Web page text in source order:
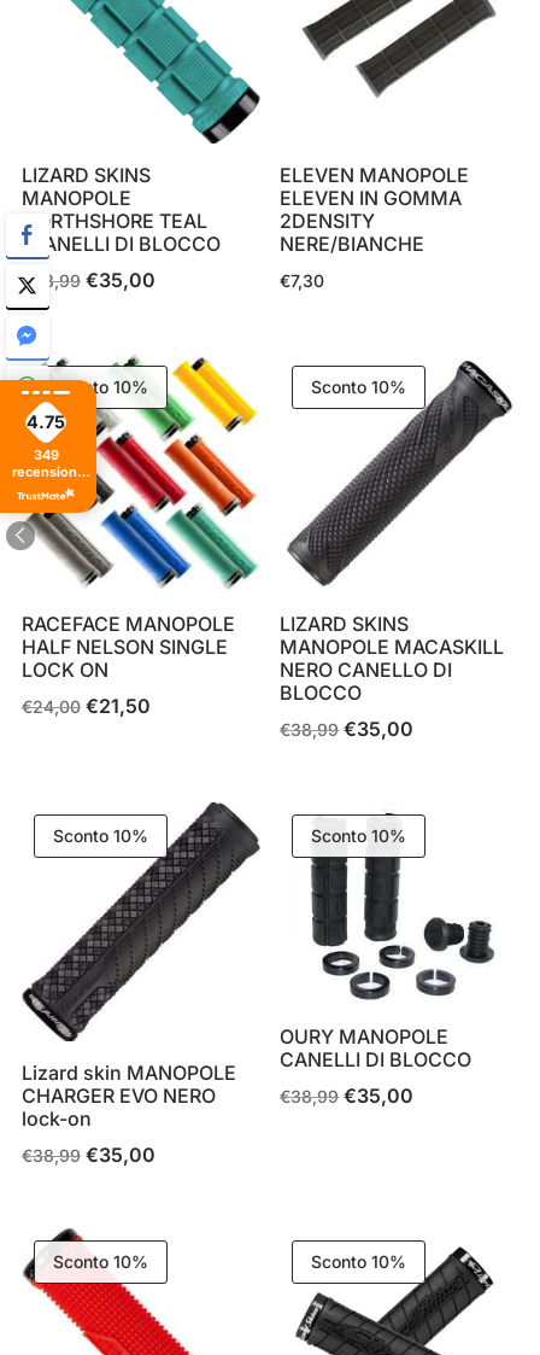
LIZARD SKINS
MANOPOLE
NORTHSHORE TEAL
C/ANELLI DI BLOCCO
€38,99 Il
era:
€38,99.
€35,00Il
è:
€35,00.
ELEVEN MANOPOLE
ELEVEN IN GOMMA
2DENSITY
NERE/BIANCHE
€7,30
Sconto 10%
RACEFACE MANOPOLE
HALF NELSON SINGLE
LOCK ON
€24,00 Il
€24,00.
€21,50Il
€21,50.
Sconto 10%
LIZARD SKINS
MANOPOLE MACASKILL
NERO CANELLO DI
BLOCCO
€38,99 Il
era:
€38,99.
€35,00
è:
€35,00.
Sconto 10%
Lizard skin MANOPOLE
CHARGER EVO NERO
lock-on
€38,99 Il
era:
€38,99.
€35,00Il
è:
€35,00.
Sconto 10%
OURY MANOPOLE
CANELLI DI BLOCCO
€38,99 Il
€35,00
Sconto 10% Sconto 10%
4.75
349
recensioni
di tutti i
tempi